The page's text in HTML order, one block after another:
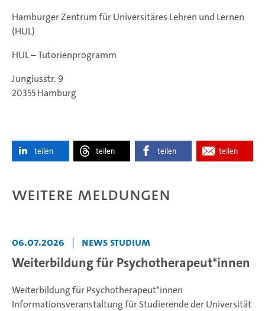
Hamburger Zentrum für Universitäres Lehren und Lernen
(HUL)
HUL – Tutorienprogramm
Jungiusstr. 9
20355 Hamburg
teilen teilen teilen teilen
Weitere Meldungen
06.07.2026 | News Studium
Weiterbildung für Psychotherapeut*innen
Weiterbildung für Psychotherapeut*innen
Informationsveranstaltung für Studierende der Universität